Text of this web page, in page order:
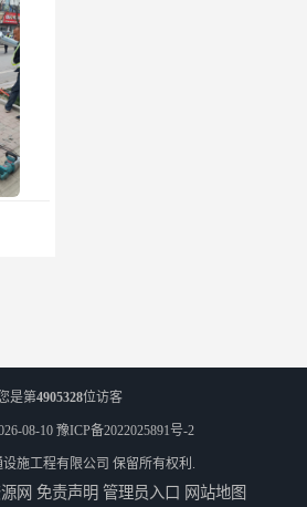
是第4905328位访客
08-10 豫ICP备2022025891号-2
施工程有限公司 保留所有权利.
网 免责声明 管理员入口 网站地图